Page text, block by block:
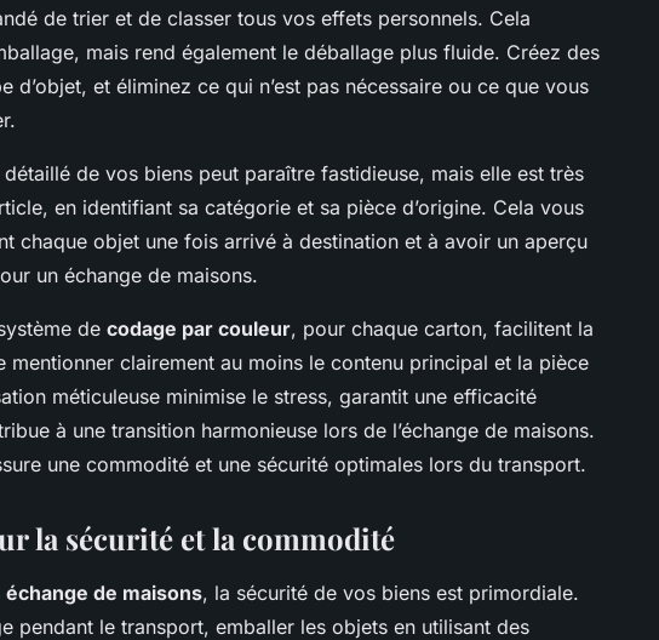
de trier et de classer tous vos effets personnels. Cela
mais rend également le déballage plus fluide. Créez des
d’objet, et éliminez ce qui n’est pas nécessaire ou ce que vous
détaillé de vos biens peut paraître fastidieuse, mais elle est très
en identifiant sa catégorie et sa pièce d’origine. Cela vous
chaque objet une fois arrivé à destination et à avoir un aperçu
un échange de maisons.
de codage par couleur, pour chaque carton, facilitent la
mentionner clairement au moins le contenu principal et la pièce
méticuleuse minimise le stress, garantit une efficacité
à une transition harmonieuse lors de l’échange de maisons.
une commodité et une sécurité optimales lors du transport.
la sécurité et la commodité
échange de maisons, la sécurité de vos biens est primordiale.
pendant le transport, emballer les objets en utilisant des